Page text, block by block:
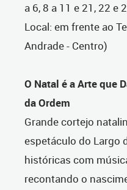
a 6, 8 a 11 e 21, 22 e
Local: em frente ao
Andrade - Centro)
O Natal é a Arte que
da Ordem
Grande cortejo
espetáculo do Largo
históricas com
recontando o